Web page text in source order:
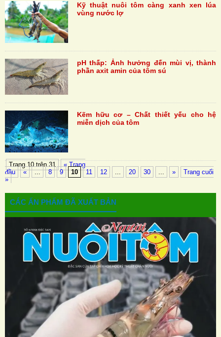
Kỹ thuật nuôi tôm càng xanh xen lúa
vùng nước lợ
pH thấp: Ảnh hưởng đến mùi vị, thành
phần axit amin của tôm sú
Kẽm hữu cơ – Chất thiết yếu cho hệ
miễn dịch của tôm
Trang 10 trên 31
« Trang
đầu
« ... 8 9 10 11 12 ... 20 30 ... »
Trang cuối
»
CÁC ẤN PHẨM ĐÃ XUẤT BẢN